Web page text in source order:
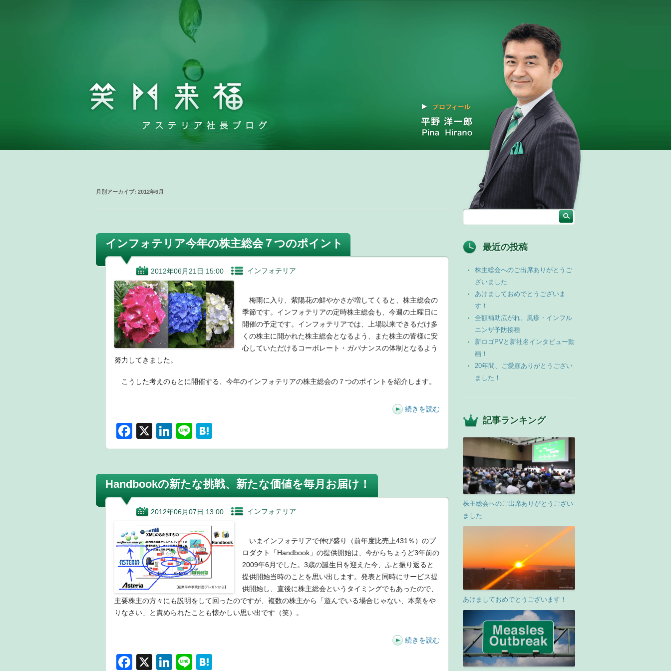
月別アーカイブ: 2012年6月
インフォテリア今年の株主総会７つのポイント
2012年06月21日 15:00 インフォテリア
梅雨に入り、紫陽花の鮮やかさが増してくると、株主総会の
季節です。インフォテリアの定時株主総会も、今週の土曜日に
開催の予定です。インフォテリアでは、上場以来できるだけ多
くの株主に開かれた株主総会となるよう、また株主の皆様に安
心していただけるコーポレート・ガバナンスの体制となるよう
努力してきました。
こうした考えのもとに開催する、今年のインフォテリアの株主総会の７つのポイントを紹介します。
続きを読む
F
a
e
b
o
o
k
X
Li
n
e
dI
n
Li
n
at
n
a
Handbookの新たな挑戦、新たな価値を毎月お届け！
2012年06月07日 13:00 インフォテリア
いまインフォテリアで伸び盛り（前年度比売上431％）のプ
ロダクト「Handbook」の提供開始は、今からちょうど3年前の
2009年6月でした。3歳の誕生日を迎えた今、ふと振り返ると
提供開始当時のことを思い出します。発表と同時にサービス提
供開始し、直後に株主総会というタイミングでもあったので、
主要株主の方々にも説明をして回ったのですが、複数の株主から「遊んでいる場合じゃない、本業をや
りなさい」と責められたことも懐かしい思い出です（笑）。
続きを読む
F
X
Li
Li
最近の投稿
株主総会へのご出席ありがとうご
ざいました
あけましておめでとうございま
す！
全額補助広がれ、風疹・インフル
エンザ予防接種
新ロゴPVと新社名インタビュー動
画！
20年間、ご愛顧ありがとうござい
ました！
記事ランキング
株主総会へのご出席ありがとうござい
ました
あけましておめでとうございます！